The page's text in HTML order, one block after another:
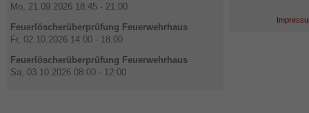
Mo, 21.09.2026 18:45 - 21:00
Feuerlöscherüberprüfung Feuerwehrhaus
Fr, 02.10.2026 14:00 - 18:00
Feuerlöscherüberprüfung Feuerwehrhaus
Sa, 03.10.2026 08:00 - 12:00